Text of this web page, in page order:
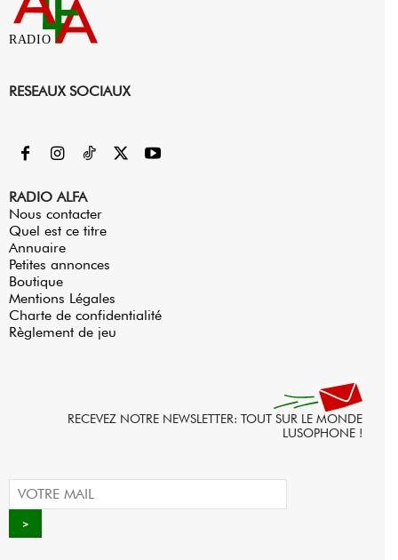
RADIO
RESEAUX SOCIAUX
RADIO ALFA
Nous contacter
Quel est ce titre
Annuaire
Petites annonces
Boutique
Mentions Légales
Charte de confidentialité
Règlement de jeu
RECEVEZ NOTRE NEWSLETTER: TOUT SUR LE MONDE
LUSOPHONE !